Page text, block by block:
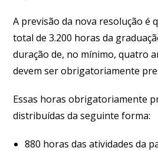
A previsão da nova resolução é
total de 3.200 horas da
duração de, no mínimo, quatro
devem ser obrigatoriamente
Essas horas obrigatoriamente
distribuídas da seguinte forma:
880 horas das atividades da